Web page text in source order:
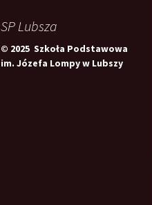
SP Lubsza
© 2025 Szkoła Podstawowa
im. Józefa Lompy w Lubszy